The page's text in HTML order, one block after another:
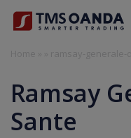
Ramsay
Sante